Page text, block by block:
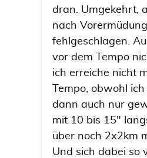
dran. Umgekehrt,
nach
fehlgeschlagen.
vor dem Tempo
ich erreiche nicht
Tempo, obwohl
dann auch nur
mit 10 bis 15"
über noch 2x2km
Und sich dabei so